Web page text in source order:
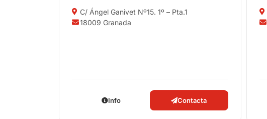
C/ Ángel Ganivet Nº15. 1º – Pta.1
18009 Granada
Info Contacta